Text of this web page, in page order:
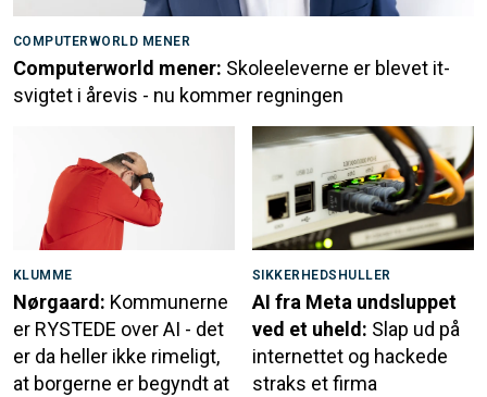
COMPUTERWORLD MENER
Computerworld mener: Skoleeleverne er blevet it-
svigtet i årevis - nu kommer regningen
KLUMME
Nørgaard: Kommunerne
er RYSTEDE over AI - det
er da heller ikke rimeligt,
at borgerne er begyndt at
SIKKERHEDSHULLER
AI fra Meta undsluppet
ved et uheld: Slap ud på
internettet og hackede
straks et firma